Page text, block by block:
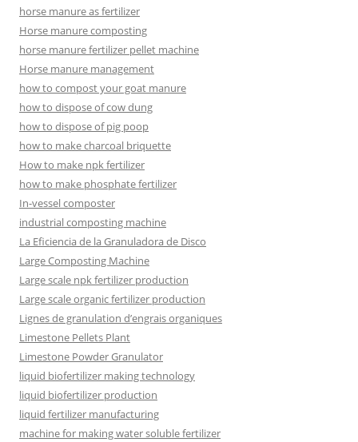
horse manure as fertilizer
Horse manure composting
horse manure fertilizer pellet machine
Horse manure management
how to compost your goat manure
how to dispose of cow dung
how to dispose of pig poop
how to make charcoal briquette
How to make npk fertilizer
how to make phosphate fertilizer
In-vessel composter
industrial composting machine
La Eficiencia de la Granuladora de Disco
Large Composting Machine
Large scale npk fertilizer production
Large scale organic fertilizer production
Lignes de granulation d’engrais organiques
Limestone Pellets Plant
Limestone Powder Granulator
liquid biofertilizer making technology
liquid biofertilizer production
liquid fertilizer manufacturing
machine for making water soluble fertilizer